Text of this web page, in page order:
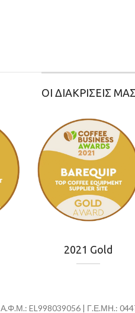
ΟΙ ΔΙΑΚΡΙΣΕΙΣ ΜΑΣ
2021 Gold
Α.Φ.Μ.: EL998039056 | Γ.Ε.ΜΗ.: